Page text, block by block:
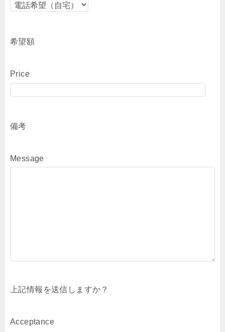
希望額
Price
備考
Message
上記情報を送信しますか？
Acceptance